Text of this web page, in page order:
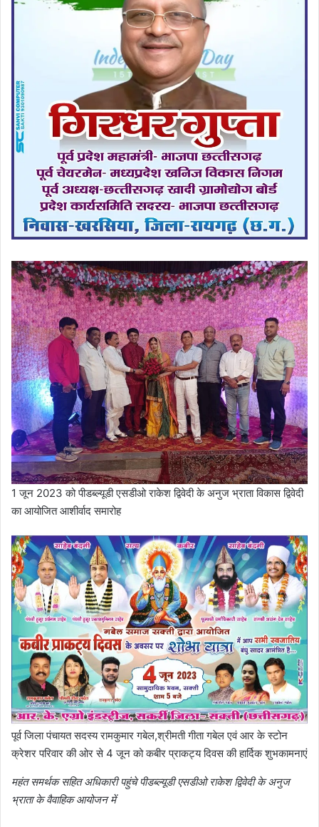
1 जून 2023 को पीडब्ल्यूडी एसडीओ राकेश द्विवेदी के अनुज भ्राता विकास द्विवेदी
का आयोजित आशीर्वाद समारोह
पूर्व जिला पंचायत सदस्य रामकुमार गबेल,श्रीमती गीता गबेल एवं आर के स्टोन
क्रेशर परिवार की ओर से 4 जून को कबीर प्राकट्य दिवस की हार्दिक शुभकामनाएं
महंत समर्थक सहित अधिकारी पहुंचे पीडब्ल्यूडी एसडीओ राकेश द्विवेदी के अनुज
भ्राता के वैवाहिक आयोजन में